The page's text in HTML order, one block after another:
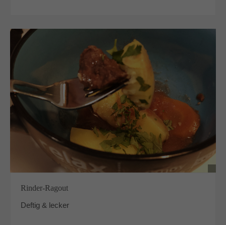
Rinder-Ragout
Deftig & lecker